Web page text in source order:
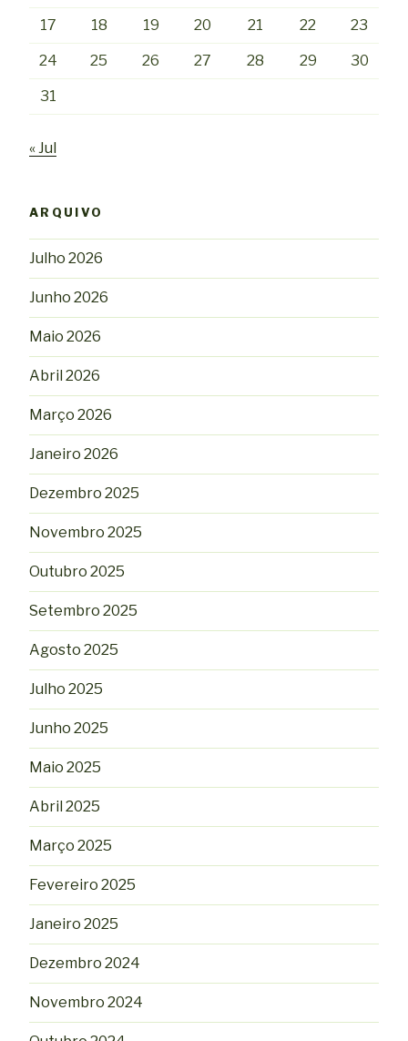
17 18 19 20 21 22 23
24 25 26 27 28 29 30
31
« Jul
ARQUIVO
Julho 2026
Junho 2026
Maio 2026
Abril 2026
Março 2026
Janeiro 2026
Dezembro 2025
Novembro 2025
Outubro 2025
Setembro 2025
Agosto 2025
Julho 2025
Junho 2025
Maio 2025
Abril 2025
Março 2025
Fevereiro 2025
Janeiro 2025
Dezembro 2024
Novembro 2024